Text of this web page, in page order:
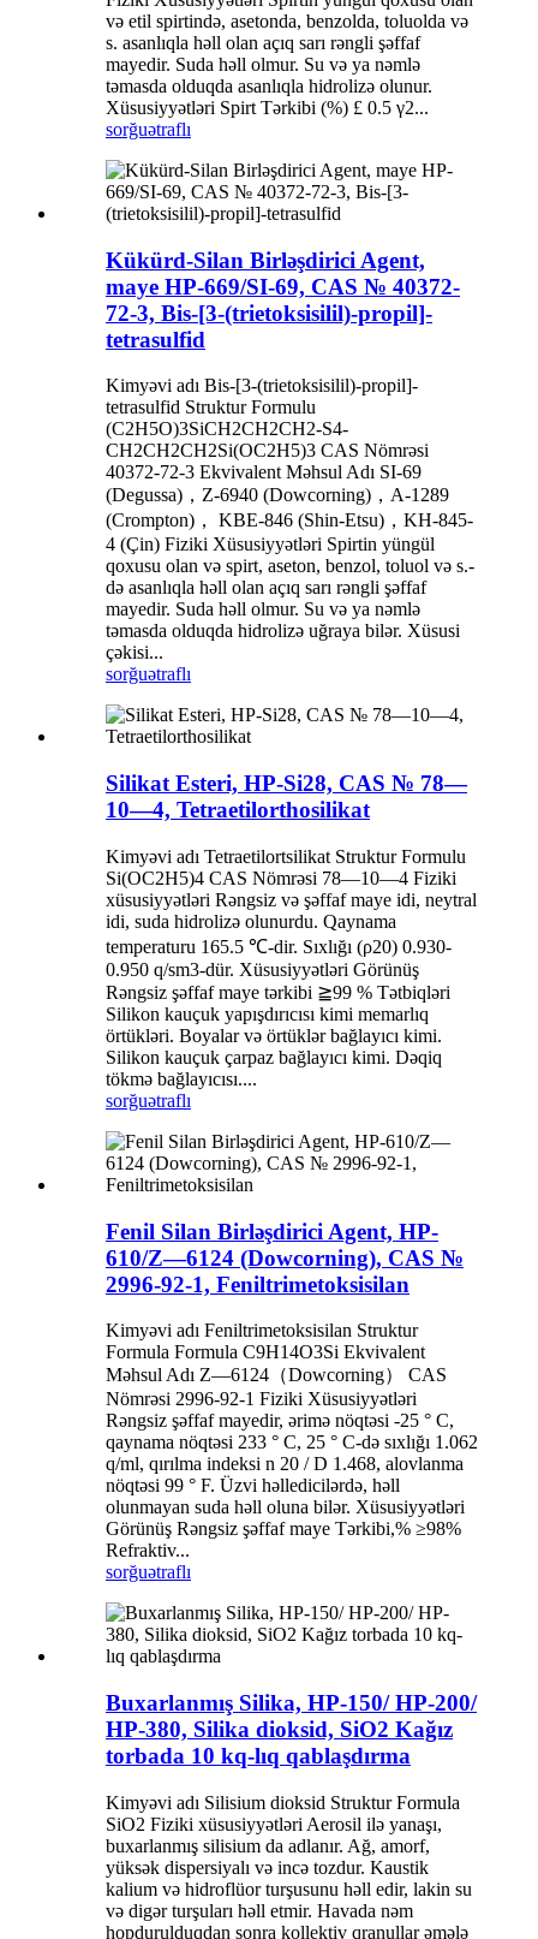
və etil spirtində, asetonda, benzolda, toluolda və
s. asanlıqla həll olan açıq sarı rəngli şəffaf
mayedir. Suda həll olmur. Su və ya nəmlə
təmasda olduqda asanlıqla hidrolizə olunur.
Xüsusiyyətləri Spirt Tərkibi (%) £ 0.5 γ2...
sorğuətraflı
Kükürd-Silan Birləşdirici Agent,
maye HP-669/SI-69, CAS № 40372-
72-3, Bis-[3-(trietoksisilil)-propil]-
tetrasulfid
Kimyəvi adı Bis-[3-(trietoksisilil)-propil]-
tetrasulfid Struktur Formulu
(C2H5O)3SiCH2CH2CH2-S4-
CH2CH2CH2Si(OC2H5)3 CAS Nömrəsi
40372-72-3 Ekvivalent Məhsul Adı SI-69
(Degussa)，Z-6940 (Dowcorning)，A-1289
(Crompton)， KBE-846 (Shin-Etsu)，KH-845-
4 (Çin) Fiziki Xüsusiyyətləri Spirtin yüngül
qoxusu olan və spirt, aseton, benzol, toluol və s.-
də asanlıqla həll olan açıq sarı rəngli şəffaf
mayedir. Suda həll olmur. Su və ya nəmlə
təmasda olduqda hidrolizə uğraya bilər. Xüsusi
çəkisi...
sorğuətraflı
Silikat Esteri, HP-Si28, CAS № 78—
10—4, Tetraetilorthosilikat
Kimyəvi adı Tetraetilortsilikat Struktur Formulu
Si(OC2H5)4 CAS Nömrəsi 78—10—4 Fiziki
xüsusiyyətləri Rəngsiz və şəffaf maye idi, neytral
idi, suda hidrolizə olunurdu. Qaynama
temperaturu 165.5 ℃-dir. Sıxlığı (ρ20) 0.930-
0.950 q/sm3-dür. Xüsusiyyətləri Görünüş
Rəngsiz şəffaf maye tərkibi ≧99 % Tətbiqləri
Silikon kauçuk yapışdırıcısı kimi memarlıq
örtükləri. Boyalar və örtüklər bağlayıcı kimi.
Silikon kauçuk çarpaz bağlayıcı kimi. Dəqiq
tökmə bağlayıcısı....
sorğuətraflı
Fenil Silan Birləşdirici Agent, HP-
610/Z—6124 (Dowcorning), CAS №
2996-92-1, Feniltrimetoksisilan
Kimyəvi adı Feniltrimetoksisilan Struktur
Formula Formula C9H14O3Si Ekvivalent
Məhsul Adı Z—6124（Dowcorning） CAS
Nömrəsi 2996-92-1 Fiziki Xüsusiyyətləri
Rəngsiz şəffaf mayedir, ərimə nöqtəsi -25 ° C,
qaynama nöqtəsi 233 ° C, 25 ° C-də sıxlığı 1.062
q/ml, qırılma indeksi n 20 / D 1.468, alovlanma
nöqtəsi 99 ° F. Üzvi həlledicilərdə, həll
olunmayan suda həll oluna bilər. Xüsusiyyətləri
Görünüş Rəngsiz şəffaf maye Tərkibi,% ≥98%
Refraktiv...
sorğuətraflı
Buxarlanmış Silika, HP-150/ HP-200/
HP-380, Silika dioksid, SiO2 Kağız
torbada 10 kq-lıq qablaşdırma
Kimyəvi adı Silisium dioksid Struktur Formula
SiO2 Fiziki xüsusiyyətləri Aerosil ilə yanaşı,
buxarlanmış silisium da adlanır. Ağ, amorf,
yüksək dispersiyalı və incə tozdur. Kaustik
kalium və hidroflüor turşusunu həll edir, lakin su
və digər turşuları həll etmir. Havada nəm
hopdurulduqdan sonra kollektiv qranullar əmələ